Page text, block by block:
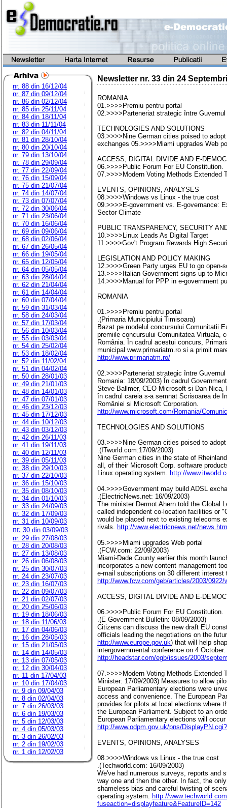
nr. 88 din 16/12/04
nr. 87 din 09/12/04
nr. 86 din 02/12/04
nr. 85 din 25/11/04
nr. 84 din 18/11/04
nr. 83 din 11/11/04
nr. 82 din 04/11/04
nr. 81 din 28/10/04
nr. 80 din 20/10/04
nr. 79 din 13/10/04
nr. 78 din 29/09/04
nr. 77 din 22/09/04
nr. 76 din 15/09/04
nr. 75 din 21/07/04
nr. 74 din 14/07/04
nr. 73 din 07/07/04
nr. 72 din 30/06/04
nr. 71 din 23/06/04
nr. 70 din 16/06/04
nr. 69 din 09/06/04
nr. 68 din 02/06/04
nr. 67 din 26/05/04
nr. 66 din 19/05/04
nr. 65 din 12/05/04
nr. 64 din 05/05/04
nr. 63 din 28/04/04
nr. 62 din 21/04/04
nr. 61 din 14/04/04
nr. 60 din 07/04/04
nr. 59 din 31/03/04
nr. 58 din 24/03/04
nr. 57 din 17/03/04
nr. 56 din 10/03/04
nr. 55 din 03/03/04
nr. 54 din 25/02/04
nr. 53 din 18/02/04
nr. 52 din 11/02/04
nr. 51 din 04/02/04
nr. 50 din 28/01/03
nr. 49 din 21/01/03
nr. 48 din 14/01/03
nr. 47 din 07/01/03
nr. 46 din 23/12/03
nr. 45 din 17/12/03
nr. 44 din 10/12/03
nr. 43 din 03/12/03
nr. 42 din 26/11/03
nr. 41 din 19/11/03
nr. 40 din 12/11/03
nr. 39 din 05/11/03
nr. 38 din 29/10/03
nr. 37 din 22/10/03
nr. 36 din 15/10/03
nr. 35 din 08/10/03
nr. 34 din 01/10/03
nr. 33 din 24/09/03
nr. 32 din 17/09/03
nr. 31 din 10/09/03
nr. 30 din 03/09/03
nr. 29 din 27/08/03
nr. 28 din 20/08/03
nr. 27 din 13/08/03
nr. 26 din 06/08/03
nr. 25 din 30/07/03
nr. 24 din 23/07/03
nr. 23 din 16/07/03
nr. 22 din 09/07/03
nr. 21 din 02/07/03
nr. 20 din 25/06/03
nr. 19 din 18/06/03
nr. 18 din 11/06/03
nr. 17 din 04/06/03
nr. 16 din 28/05/03
nr. 15 din 21/05/03
nr. 14 din 14/05/03
nr. 13 din 07/05/03
nr. 12 din 30/04/03
nr. 11 din 17/04/03
nr. 10 din 17/04/03
nr. 9 din 09/04/03
nr. 8 din 02/04/03
nr. 7 din 26/03/03
nr. 6 din 19/03/03
nr. 5 din 12/03/03
nr. 4 din 05/03/03
nr. 3 din 26/02/03
nr. 2 din 19/02/03
nr. 1 din 12/02/03
Newsletter nr. 33 din 24
ROMANIA
01.>>>>Premiu pentru portal
02.>>>>Parteneriat strategic între
TECHNOLOGIES AND SOLUTIONS
03.>>>>Nine German cities poised to
exchanges 05.>>>>Miami upgrades Web
ACCESS, DIGITAL DIVIDE AND E-
06.>>>>Public Forum For EU Constitution.
07.>>>>Modern Voting Methods Extended
EVENTS, OPINIONS, ANALYSES
08.>>>>Windows vs Linux - the true cost
09.>>>>E-government vs. E-governance:
Sector Climate
PUBLIC TRANSPARENCY, SECURITY
10.>>>>Linux Leads As Digital Target
11.>>>>Gov't Program Rewards High
LEGISLATION AND POLICY MAKING
12.>>>>Green Party urges EU to go open-
13.>>>>Italian Government signs up to
14.>>>>Manual for PPP in e-government
ROMANIA
01.>>>>Premiu pentru portal
.(Primaria Municipiului Timisoara)
Bazat pe modelul concursului Comunitatii
premiile concursului Comunitatea Virtuala,
România. În cadrul acestui concurs,
municipal www.primariatm.ro si a primit
http://www.primariatm.ro/
02.>>>>Parteneriat strategic între
Romania: 18/09/2003) În cadrul
Steve Ballmer, CEO Microsoft si Dan
în cadrul careia s-a semnat Scrisoarea de
României si Microsoft Corporation.
http://www.microsoft.com/Romania/
TECHNOLOGIES AND SOLUTIONS
03.>>>>Nine German cities poised to
.(ITworld.com:17/09/2003)
Nine German cities in the state of
all, of their Microsoft Corp. software
Linux operating system. http://
04.>>>>Government may build ADSL
.(ElectricNews.net: 16/09/2003)
The minister Dermot Ahern told the Global
called independent co-location facilities or
would be placed next to existing telecoms
rivals. http://www.electricnews.net/
05.>>>>Miami upgrades Web portal
.(FCW.com: 22/09/2003)
Miami-Dade County earlier this month
incorporates a new content management
e-mail subscriptions on 30 different interest
http://www.fcw.com/geb/articles/2003/0922/
ACCESS, DIGITAL DIVIDE AND E-
06.>>>>Public Forum For EU Constitution.
.(E-Government Bulletin: 08/09/2003)
Citizens can discuss the new draft EU
officials leading the negotiations on the
http://www.europe.gov.uk) that will help
intergovernmental conference on 4 October.
http://headstar.com/egb/issues/2003/
07.>>>>Modern Voting Methods Extended
Minister: 17/09/2003) Measures to allow
European Parliamentary elections were
access and convenience. The European
provides for pilots at local elections where
the European Parliament. Subject to an
European Parliamentary elections will
http://www.odpm.gov.uk/pns/
EVENTS, OPINIONS, ANALYSES
08.>>>>Windows vs Linux - the true cost
.(Techworld.com: 16/09/2003)
We've had numerous surveys, reports and
way one and then the other. In fact, the
shameless bias and careful twisting of
operating system. http://
fuseaction=displayfeature&FeatureID=142